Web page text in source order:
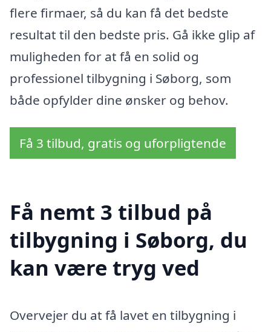
flere firmaer, så du kan få det bedste
resultat til den bedste pris. Gå ikke glip af
muligheden for at få en solid og
professionel tilbygning i Søborg, som
både opfylder dine ønsker og behov.
Få 3 tilbud, gratis og uforpligtende
Få nemt 3 tilbud på
tilbygning i Søborg, du
kan være tryg ved
Overvejer du at få lavet en tilbygning i